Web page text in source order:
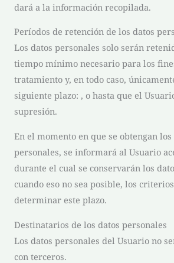
dará a la información recopilada.
Períodos de retención de los datos
Los datos personales solo serán
tiempo mínimo necesario para los
tratamiento y, en todo caso,
siguiente plazo: , o hasta que el
supresión.
En el momento en que se obtengan los
personales, se informará al Usuario
durante el cual se conservarán los
cuando eso no sea posible, los
determinar este plazo.
Destinatarios de los datos personales
Los datos personales del Usuario no
con terceros.